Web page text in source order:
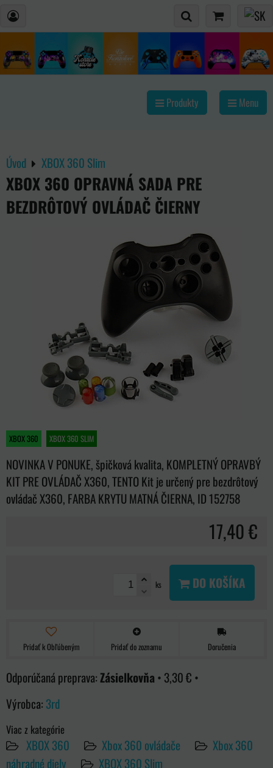
Produkty Menu
Úvod XBOX 360 Slim
XBOX 360 OPRAVNÁ SADA PRE
BEZDRÔTOVÝ OVLÁDAČ ČIERNY
XBOX 360 XBOX 360 SLIM
NOVINKA V PONUKE, špičková kvalita, KOMPLETNÝ OPRAVBÝ
KIT PRE OVLÁDAČ X360, TENTO Kit je určený pre bezdrôtový
ovládač X360, FARBA KRYTU MATNÁ ČIERNA, ID 152758
17,40 €
ks DO KOŠÍKA
Pridať k Obľúbeným Pridať do zoznamu Doručenia
Zásielkovňa • 3,30 € •
Výrobca: 3rd
Viac z kategórie
XBOX 360 Xbox 360 ovládače
Xbox 360
náhradné diely
XBOX 360 Slim